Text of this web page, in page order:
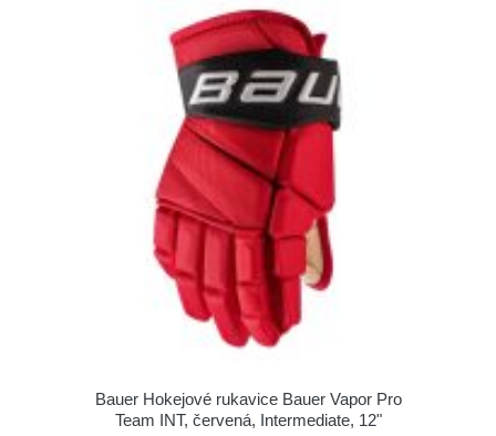
Bauer Hokejové rukavice Bauer Vapor Pro
Team INT, červená, Intermediate, 12"